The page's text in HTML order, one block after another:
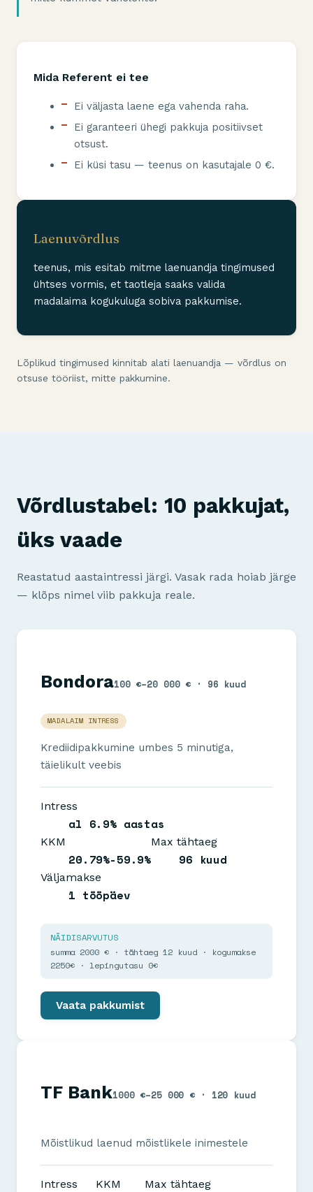
Mida Referent ei tee
Ei väljasta laene ega vahenda raha.
Ei garanteeri ühegi pakkuja positiivset
otsust.
Ei küsi tasu — teenus on kasutajale 0 €.
Laenuvõrdlus
teenus, mis esitab mitme laenuandja tingimused
ühtses vormis, et taotleja saaks valida
madalaima kogukuluga sobiva pakkumise.
Lõplikud tingimused kinnitab alati laenuandja — võrdlus on
otsuse tööriist, mitte pakkumine.
Võrdlustabel: 10 pakkujat,
üks vaade
Reastatud aastaintressi järgi. Vasak rada hoiab järge
— klõps nimel viib pakkuja reale.
Bondora100 €–20 000 € · 96 kuud
MADALAIM INTRESS
Krediidipakkumine umbes 5 minutiga,
täielikult veebis
Intress
al 6.9% aastas
KKM
20.79%-59.9%
Max tähtaeg
96 kuud
Väljamakse
1 tööpäev
NÄIDISARVUTUS
summa 2000 € · tähtaeg 12 kuud · kogumakse
2250€ · lepingutasu 0€
Vaata pakkumist
TF Bank1000 €–25 000 € · 120 kuud
Mõistlikud laenud mõistlikele inimestele
Intress KKM Max tähtaeg